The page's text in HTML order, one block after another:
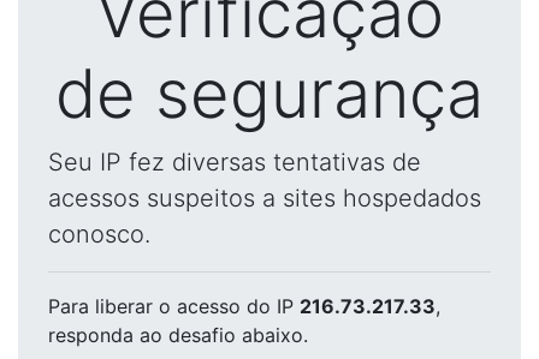
de segurança
Seu IP fez diversas tentativas de
acessos suspeitos a sites hospedados
conosco.
Para liberar o acesso do IP 216.73.217.33,
responda ao desafio abaixo.